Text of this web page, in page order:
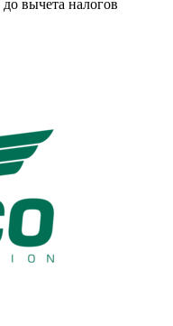
до вычета налогов